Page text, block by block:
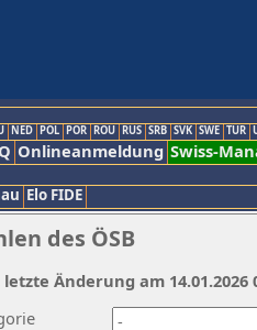
NED POL POR ROU RUS SRB SVK SWE TUR
Onlineanmeldung Swiss-
Elo FIDE
des ÖSB
letzte Änderung am